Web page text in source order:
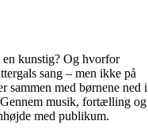
kunstig? Og hvorfor
sang – men ikke på
sammen med børnene ned i
musik, fortælling og
med publikum.